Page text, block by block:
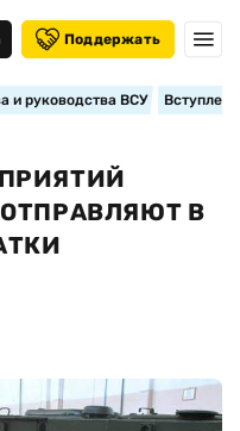
Поддержать
и руководства ВСУ
В